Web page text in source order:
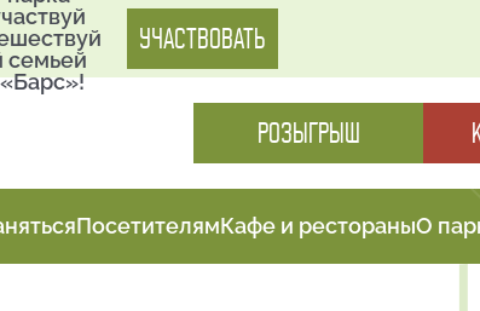
семьей
УЧАСТВОВАТЬ
РОЗЫГРЫШ
ПосетителямКафе и рестораныО